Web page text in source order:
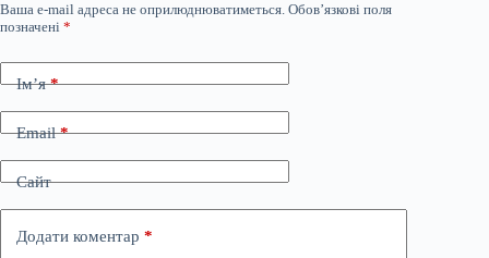
Ваша e-mail адреса не оприлюднюватиметься. Обов’язкові поля
позначені *
Ім’я*
Email*
Сайт
Додати коментар *